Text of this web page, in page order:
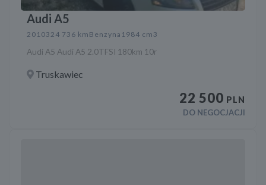
Audi A5
2010324 736 km Benzyna 1984 cm3
Audi A5 Audi A5 2.0TFSI 180km 10r
Truskawiec
22 500 PLN
DO NEGOCJACJI